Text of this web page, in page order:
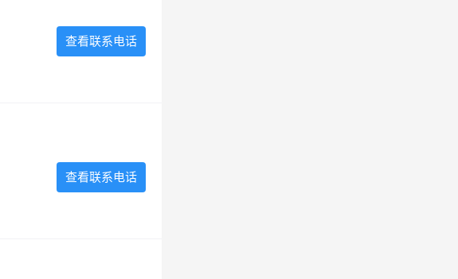
查看联系电话
查看联系电话